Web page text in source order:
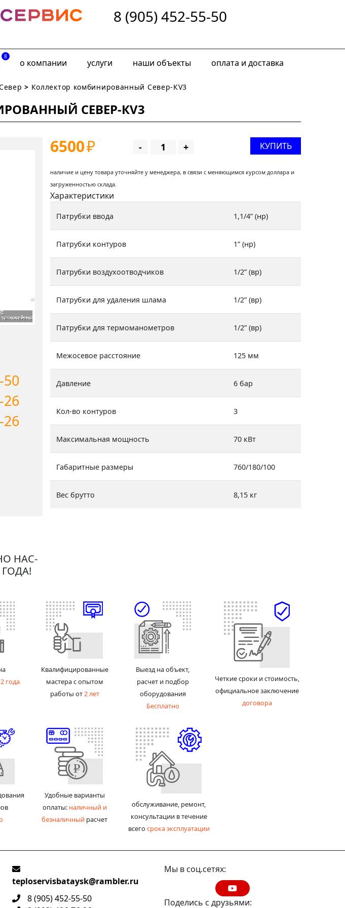
8 (905) 452-55-50
8
о компании услуги наши объекты оплата и доставка
> Коллектор комбинированный Север-КV3
СЕВЕР-КV3
50
26
26
6500₽ - + КУПИТЬ
наличие и цену товара уточняйте у менеджера, в связи с меняющимся курсом доллара и
загруженностью склада.
Характеристики
Патрубки ввода 1,1/4” (нр)
Патрубки контуров 1” (нр)
Патрубки воздухоотводчиков 1/2” (вр)
Патрубки для удаления шлама 1/2” (вр)
Патрубки для термоманометров 1/2” (вр)
Межосевое расстояние 125 мм
Давление 6 бар
Кол-во контуров 3
Максимальная мощность 70 кВт
Габаритные размеры 760/180/100
Вес брутто 8,15 кг
НАС-
2 года
Квалифицированные
мастера с опытом
работы от 2 лет
Выезд на объект,
расчет и подбор
оборудования
Бесплатно
Четкие сроки и стоимость,
официальное заключение
договора
Удобные варианты
оплаты: наличный и
безналичный расчет
обслуживание, ремонт,
консультации в течение
всего срока эксплуатации
teploservisbataysk@rambler.ru
8 (905) 452-55-50
Мы в соц.сетях:
Поделись с друзьями: